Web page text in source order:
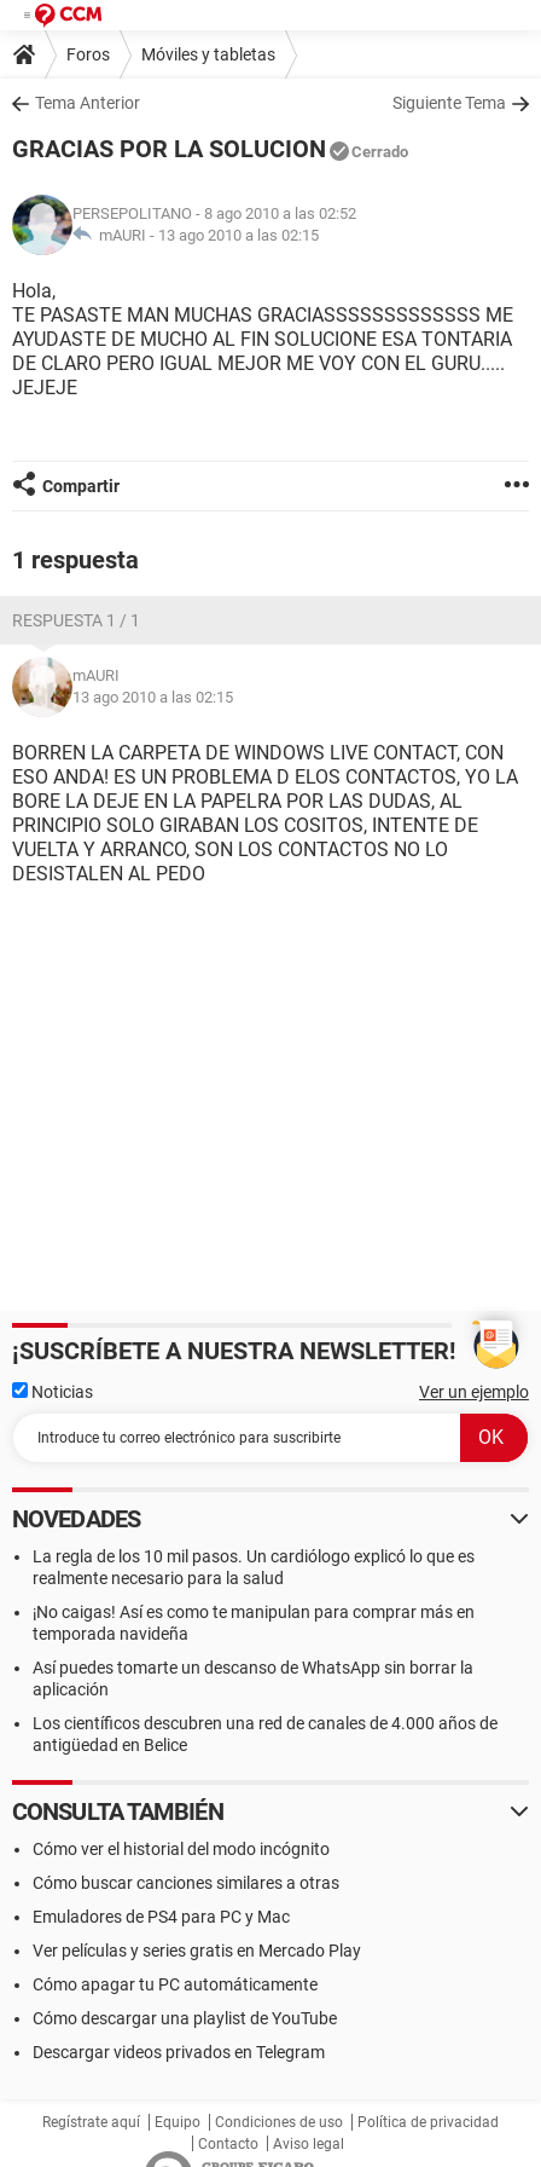
Foros Móviles y tabletas
Tema Anterior Siguiente Tema
GRACIAS POR LA SOLUCION Cerrado
PERSEPOLITANO - 8 ago 2010 a las 02:52
mAURI - 13 ago 2010 a las 02:15
Hola,
TE PASASTE MAN MUCHAS GRACIASSSSSSSSSSSSS ME
AYUDASTE DE MUCHO AL FIN SOLUCIONE ESA TONTARIA
DE CLARO PERO IGUAL MEJOR ME VOY CON EL GURU.....
JEJEJE
Compartir
1 respuesta
RESPUESTA 1 / 1
mAURI
13 ago 2010 a las 02:15
BORREN LA CARPETA DE WINDOWS LIVE CONTACT, CON
ESO ANDA! ES UN PROBLEMA D ELOS CONTACTOS, YO LA
BORE LA DEJE EN LA PAPELRA POR LAS DUDAS, AL
PRINCIPIO SOLO GIRABAN LOS COSITOS, INTENTE DE
VUELTA Y ARRANCO, SON LOS CONTACTOS NO LO
DESISTALEN AL PEDO
¡SUSCRÍBETE A NUESTRA NEWSLETTER!
Noticias Ver un ejemplo
NOVEDADES
La regla de los 10 mil pasos. Un cardiólogo explicó lo que es
realmente necesario para la salud
¡No caigas! Así es como te manipulan para comprar más en
temporada navideña
Así puedes tomarte un descanso de WhatsApp sin borrar la
aplicación
Los científicos descubren una red de canales de 4.000 años de
antigüedad en Belice
CONSULTA TAMBIÉN
Cómo ver el historial del modo incógnito
Cómo buscar canciones similares a otras
Emuladores de PS4 para PC y Mac
Ver películas y series gratis en Mercado Play
Cómo apagar tu PC automáticamente
Cómo descargar una playlist de YouTube
Descargar videos privados en Telegram
Regístrate aquí Equipo Condiciones de uso
Política de privacidad
Contacto
Aviso legal